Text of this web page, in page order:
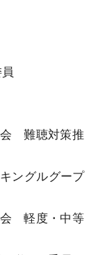
会 難聴対策推
ングルグープ
会 軽度・中等